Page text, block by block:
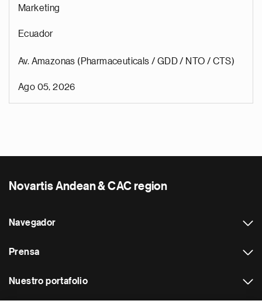
Marketing
Ecuador
Av. Amazonas (Pharmaceuticals / GDD / NTO / CTS)
Ago 05, 2026
Novartis Andean & CAC region
Navegador
Prensa
Nuestro portafolio